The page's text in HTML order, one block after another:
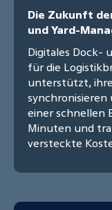
Die Zukunft
und Yard-
Digitales Dock-
für die
unterstützt,
synchronisieren
einer schnellen
Minuten und
versteckte